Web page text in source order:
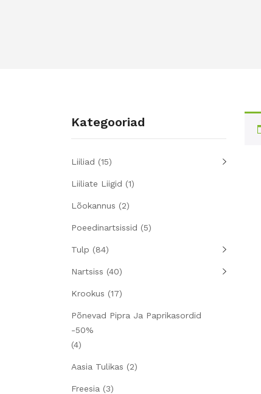
Kategooriad
Liiliad (15)
Liiliate Liigid (1)
Lõokannus (2)
Poeedinartsissid (5)
Tulp (84)
Nartsiss (40)
Krookus (17)
Põnevad Pipra Ja Paprikasordid
-50%
(4)
Aasia Tulikas (2)
Freesia (3)